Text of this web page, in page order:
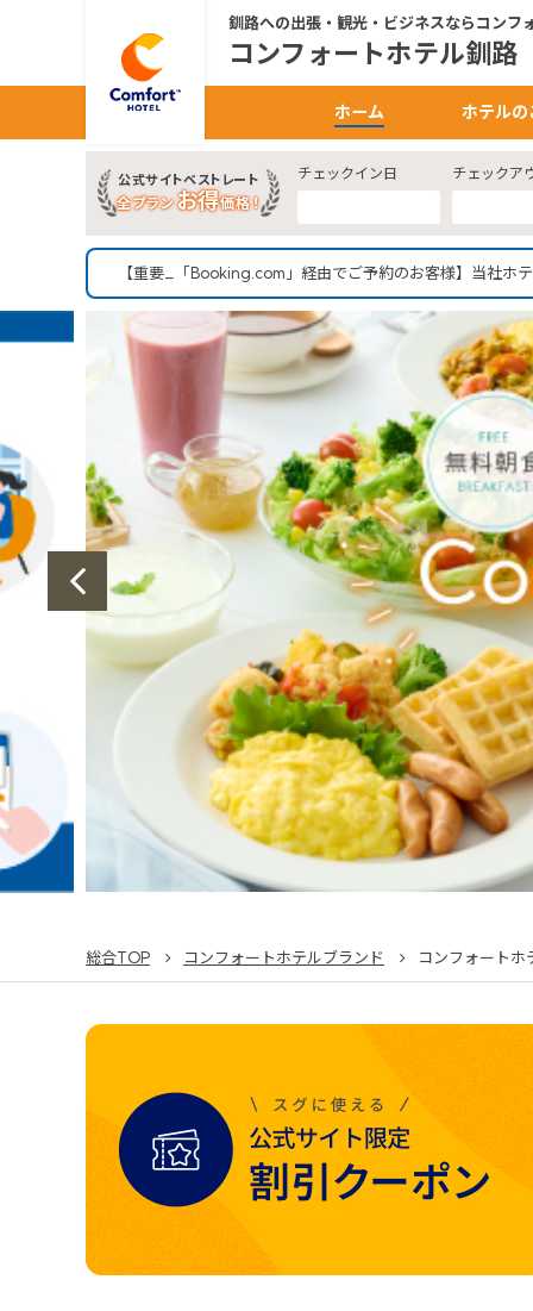
釧路への出張・観光・ビジネスならコンフ
コンフォートホテル釧路
ホーム ホテルの
公式サイトベストレート
全プランお得価格！
チェックイン日 チェックア
【重要_「Booking.com」経由でご予約のお客様】当社
総合TOP コンフォートホテルブランド コンフォートホ